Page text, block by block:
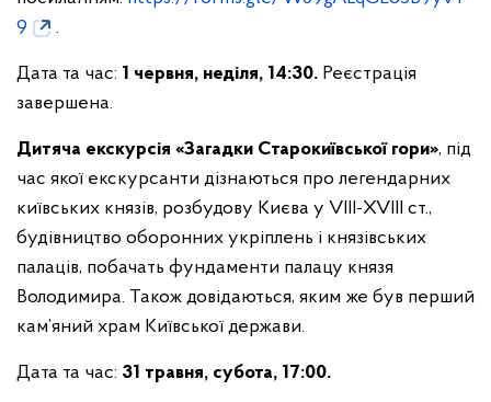
9
.
Дата та час: 1 червня, неділя, 14:30. Реєстрація
завершена.
Дитяча екскурсія «Загадки Старокиївської гори», під
час якої екскурсанти дізнаються про легендарних
київських князів, розбудову Києва у VIII-XVIII ст.,
будівництво оборонних укріплень і князівських
палаців, побачать фундаменти палацу князя
Володимира. Також довідаються, яким же був перший
кам’яний храм Київської держави.
Дата та час: 31 травня, субота, 17:00.